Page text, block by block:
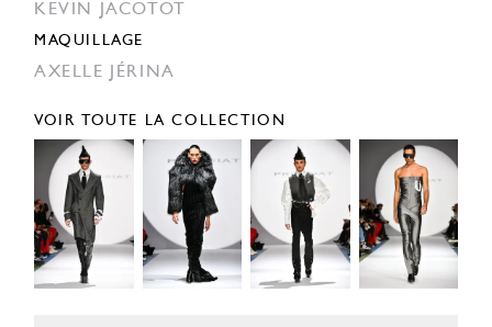
KEVIN JACOTOT
MAQUILLAGE
AXELLE JÉRINA
VOIR TOUTE LA COLLECTION